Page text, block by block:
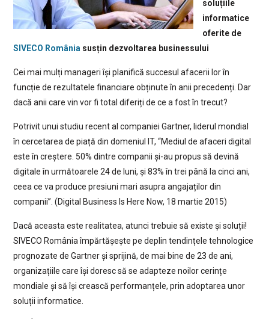
soluțiile
informatice
oferite de
SIVECO România susțin dezvoltarea businessului
Cei mai mulți manageri își planifică succesul afacerii lor în
funcție de rezultatele financiare obținute în anii precedenți. Dar
dacă anii care vin vor fi total diferiți de ce a fost în trecut?
Potrivit unui studiu recent al companiei Gartner, liderul mondial
în cercetarea de piață din domeniul IT, “Mediul de afaceri digital
este în creștere. 50% dintre companii și-au propus să devină
digitale în următoarele 24 de luni, și 83% în trei până la cinci ani,
ceea ce va produce presiuni mari asupra angajaților din
companii”. (Digital Business Is Here Now, 18 martie 2015)
Dacă aceasta este realitatea, atunci trebuie să existe și soluții!
SIVECO România împărtășește pe deplin tendințele tehnologice
prognozate de Gartner și sprijină, de mai bine de 23 de ani,
organizațiile care își doresc să se adapteze noilor cerințe
mondiale și să își crească performanțele, prin adoptarea unor
soluții informatice.